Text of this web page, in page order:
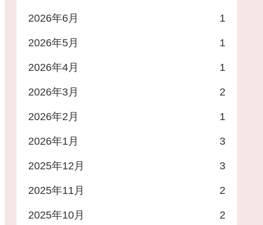
2026年6月 1
2026年5月 1
2026年4月 1
2026年3月 2
2026年2月 1
2026年1月 3
2025年12月 3
2025年11月 2
2025年10月 2